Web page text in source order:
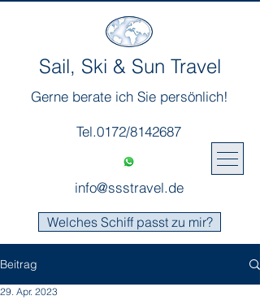
Sail, Ski & Sun Travel
Gerne berate ich Sie persönlich!
Tel.0172/8142687
info@ssstravel.de
Welches Schiff passt zu mir?
Beitrag
29. Apr. 2023